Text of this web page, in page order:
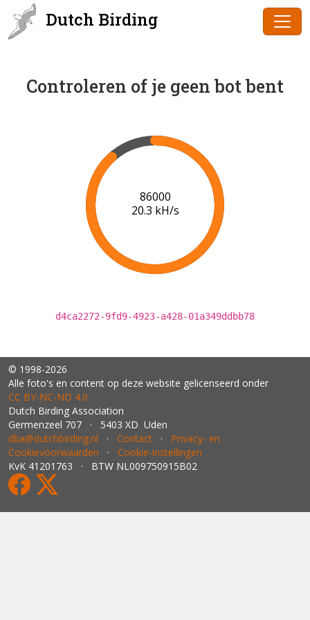
Dutch Birding
Controleren of je geen bot bent
87000
20.3 kH/s
d4ca2272-9fd9-4923-a428-01a349ddbb78
© 1998-2026
Alle foto's en content op deze website gelicenseerd onder
CC BY‑NC‑ND 4.0
Dutch Birding Association
Germenzeel 707 · 5403 XD Uden
dba@dutchbirding.nl · Contact · Privacy- en
Cookievoorwaarden · Cookie-instellingen
KvK 41201763 · BTW NL009750915B02